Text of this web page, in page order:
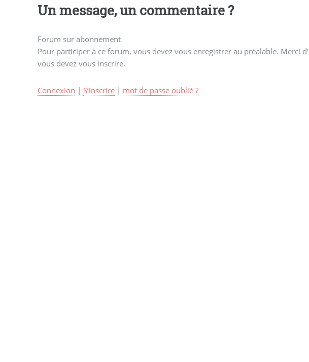
Un message, un commentaire ?
Forum sur abonnement
Pour participer à ce forum, vous devez vous enregistrer au préalable. Merci
vous devez vous inscrire.
Connexion | S’inscrire| mot de passe oublié ?